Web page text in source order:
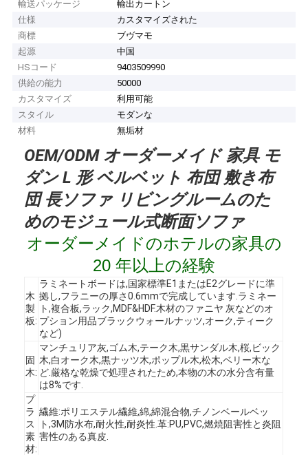
輸送パッケージ
輸出カートン
仕様
カスタマイズされた
商標
ブヴマモ
起源
中国
HSコード
9403509990
供給の能力
50000
カスタマイズ
利用可能
スタイル
モダンな
材料
無垢材
OEM/ODM オーダーメイド 家具 モ
ダン L 形 ベルベット 布団 敷き布
団 長ソファ リビングルームのた
めのモジュール式断面ソファ
オーダーメイドのホテルの家具の
20 年以上の経験
木
製
板:
ラミネートボードは,国家標準E1またはE2グレードに準
拠し,フラニーの厚さ0.6mmで完成しています.ラミネー
ト,複合板,ラック,MDF&HDF.木材のファニヤ 灰などのオ
プション用品ブラックウォールナッツ,オーク,ティーク
など)
固
木:
マンチュリア灰,ゴム木,テーク木,黒サンダル木,桜,ビック
木,白オーク木,黒ナッツ木,ポップル木,松木,ベリー木な
ど.厳格な乾燥で処理されたため,本物の木の水分含有量
は8%です.
プ
ラ
ス
素
材:
繊維:ポリエステル繊維,綿,綿混合物,チノンベールベッ
ト,3M防水布,耐火性,耐炎性.革:PU,PVC,燃焼阻害性と炎阻
害性のある真皮.